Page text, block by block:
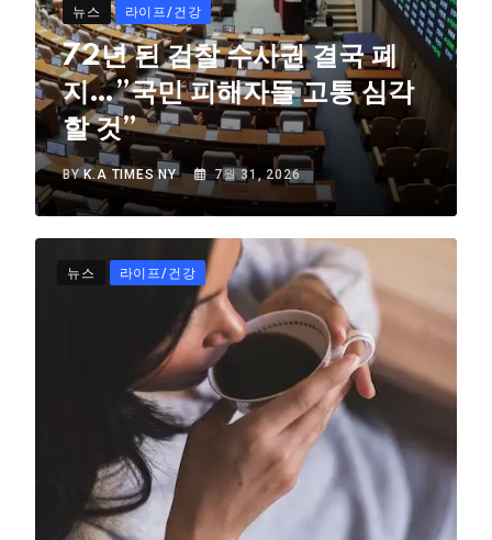
뉴스 라이프/건강
72년 된 검찰 수사권 결국 폐
지…”국민 피해자들 고통 심각
할 것”
BYK.A TIMES NY 7월 31, 2026
뉴스 라이프/건강